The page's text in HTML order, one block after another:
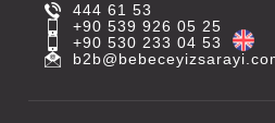
444 61 53
+90 539 926 05 25
+90 530 233 04 53